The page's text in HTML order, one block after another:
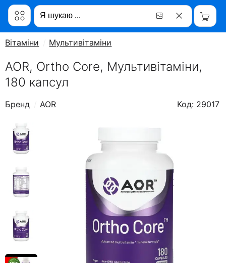
Вітаміни Мультивітаміни
AOR, Ortho Core, Мультивітаміни,
180 капсул
Бренд AOR Код: 29017